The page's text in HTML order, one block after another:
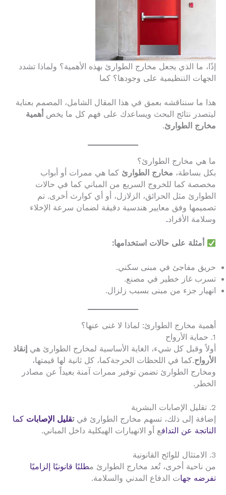
إذًا، ما الذي يجعل مخارج الطوارئ بهذه الأهمية؟ ولماذا تشدد
الجهات التنظيمية على وجودها؟ كما
هذا ما سنناقشه بعمق في هذا المقال الشامل، المصمم بعناية
ليتصدر نتائج البحث ويساعدك على فهم كل ما يخص أهمية
مخارج الطوارئ.
ما هي مخارج الطوارئ؟
بكل بساطة، مخارج الطوارئ كما هي ممرات أو أبواب
مخصصة كما للخروج السريع من المباني كما في حالات
الطوارئ مثل الحرائق، الزلازل، أو أي كوارث أخرى. تم
تصميمها وفق معايير هندسية دقيقة لضمان سرعة الإخلاء
وسلامة الأفراد.
أمثلة على حالات استخدامها:
حريق مفاجئ في مبنى سكني.
تسرب غاز خطير في مصنع.
انهيار جزء من مبنى بسبب زلزال.
أهمية مخارج الطوارئ: لماذا لا غنى عنها؟
1. حماية الأرواح
أولاً وقبل كل شيء، الغاية الأساسية لمخارج الطوارئ هي إنقاذ
الأرواح.كما في اللحظات الحرجةكما، كل ثانية لها قيمتها،
ومخارج الطوارئ تضمن توفير ممرات آمنة بعيداً عن مصادر
الخطر.
2. تقليل الإصابات البشرية
إضافة إلى ذلك، تسهم مخارج الطوارئ فيتقليل الإصابات كما
الناتجة عن التدافع أو الانهيارات الهيكلية داخل المباني.
3. الامتثال للوائح القانونية
من ناحية أخرى، تُعد مخارج الطوارئ مطلبًا قانونيًا إلزاميًا
تفرضه جهات الدفاع المدني والسلامة.